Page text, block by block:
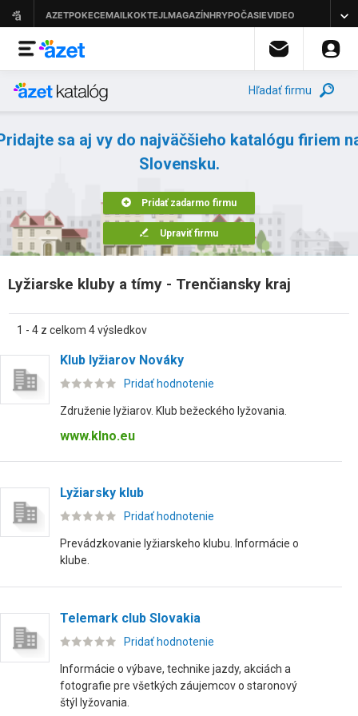
Hľadať firmu
sa aj vy do najväčšieho katalógu firiem
Slovensku.
Pridať zadarmo firmu
Upraviť firmu
Lyžiarske kluby a tímy - Trenčiansky kraj
1 - 4 z celkom 4 výsledkov
Klub lyžiarov Nováky
Pridať hodnotenie
Združenie lyžiarov. Klub bežeckého lyžovania.
www.klno.eu
Lyžiarsky klub
Pridať hodnotenie
Prevádzkovanie lyžiarskeho klubu. Informácie o
klube.
Telemark club Slovakia
Pridať hodnotenie
Informácie o výbave, technike jazdy, akciách a
fotografie pre všetkých záujemcov o staronový
štýl lyžovania.